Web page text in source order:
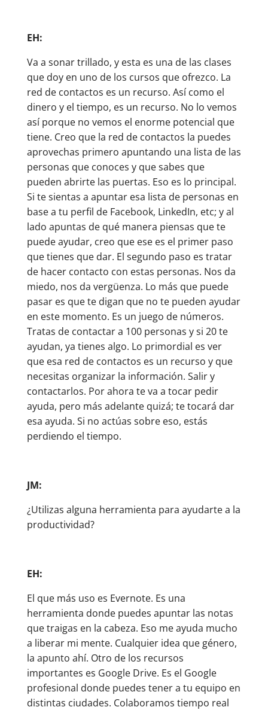
EH:
Va a sonar trillado, y esta es una de las clases
que doy en uno de los cursos que ofrezco. La
red de contactos es un recurso. Así como el
dinero y el tiempo, es un recurso. No lo vemos
así porque no vemos el enorme potencial que
tiene. Creo que la red de contactos la puedes
aprovechas primero apuntando una lista de las
personas que conoces y que sabes que
pueden abrirte las puertas. Eso es lo principal.
Si te sientas a apuntar esa lista de personas en
base a tu perfil de Facebook, LinkedIn, etc; y al
lado apuntas de qué manera piensas que te
puede ayudar, creo que ese es el primer paso
que tienes que dar. El segundo paso es tratar
de hacer contacto con estas personas. Nos da
miedo, nos da vergüenza. Lo más que puede
pasar es que te digan que no te pueden ayudar
en este momento. Es un juego de números.
Tratas de contactar a 100 personas y si 20 te
ayudan, ya tienes algo. Lo primordial es ver
que esa red de contactos es un recurso y que
necesitas organizar la información. Salir y
contactarlos. Por ahora te va a tocar pedir
ayuda, pero más adelante quizá; te tocará dar
esa ayuda. Si no actúas sobre eso, estás
perdiendo el tiempo.
JM:
¿Utilizas alguna herramienta para ayudarte a la
productividad?
EH:
El que más uso es Evernote. Es una
herramienta donde puedes apuntar las notas
que traigas en la cabeza. Eso me ayuda mucho
a liberar mi mente. Cualquier idea que género,
la apunto ahí. Otro de los recursos
importantes es Google Drive. Es el Google
profesional donde puedes tener a tu equipo en
distintas ciudades. Colaboramos tiempo real